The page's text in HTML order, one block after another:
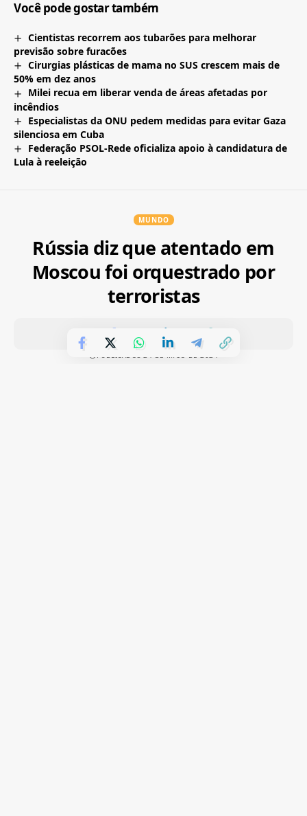
Você pode gostar também
Cientistas recorrem aos tubarões para melhorar
previsão sobre furacões
Cirurgias plásticas de mama no SUS crescem mais de
50% em dez anos
Milei recua em liberar venda de áreas afetadas por
incêndios
Especialistas da ONU pedem medidas para evitar Gaza
silenciosa em Cuba
Federação PSOL-Rede oficializa apoio à candidatura de
Lula à reeleição
MUNDO
Rússia diz que atentado em
Moscou foi orquestrado por
terroristas
PUBLICADOS 24 DE MAIO DE 2024